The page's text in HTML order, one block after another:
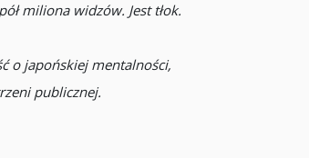
miliona widzów. Jest tłok.
o japońskiej mentalności,
publicznej.